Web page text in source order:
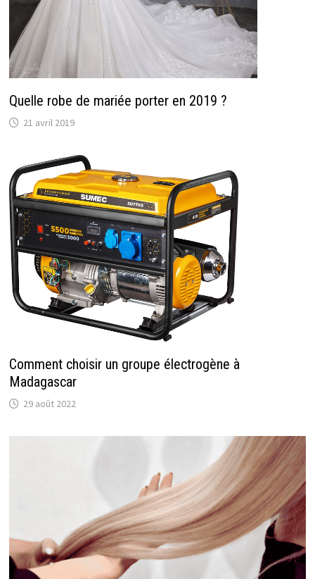
Quelle robe de mariée porter en 2019 ?
21 avril 2019
Comment choisir un groupe électrogène à
Madagascar
29 août 2022